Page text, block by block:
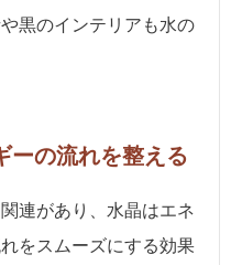
黒のインテリアも水の
ーの流れを整える
連があり、水晶はエネ
をスムーズにする効果